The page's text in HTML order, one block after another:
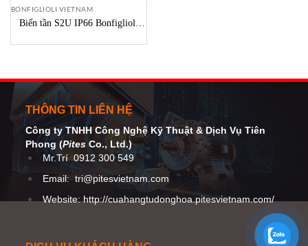
BONFIGLIOLI VIETNAM
Biến tần S2U IP66 Bonfiglioli
THÔNG TIN LIÊN HỆ
Công ty TNHH Công Nghệ Kỹ Thuật& Dịch Vụ Tiên
Phong (Pites Co., Ltd.)
Mr.Trí 0912 300 549
Email:tri@pitesvietnam.com
Website: http://cuahangtudonghoa.pitesvietnam.com/